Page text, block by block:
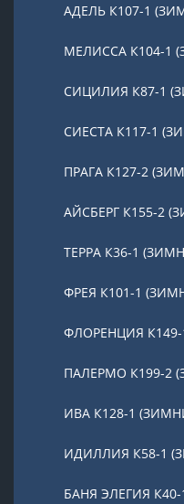
АДЕЛЬ К107-1
МЕЛИССА К104-1
СИЦИЛИЯ К87-1
СИЕСТА К117-1
ПРАГА К127-2
АЙСБЕРГ К155-2
ТЕРРА К36-1
ФРЕЯ К101-1
ФЛОРЕНЦИЯ
ПАЛЕРМО К199-2
ИВА К128-1
ИДИЛЛИЯ К58-1
БАНЯ ЭЛЕГИЯ